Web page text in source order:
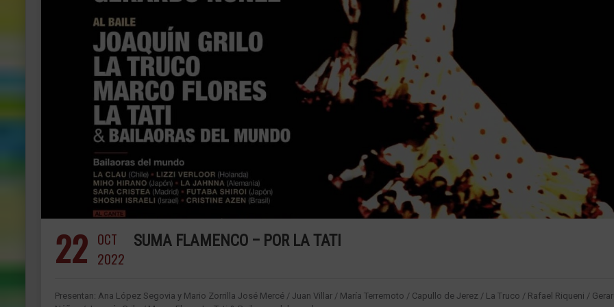
22 OCT
2022
SUMA FLAMENCO – POR LA TATI
Presentan: Ana López Segovia y Mario Zorrilla José Mercé / Juan Villar / María Terremoto / Capullo de Jerez / La Truco / Rafael Riqueni /